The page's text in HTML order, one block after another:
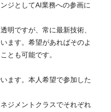
ジとしてAI業務への参画に
明ですが、常に最新技術、
ます。希望があればそのよ
とも可能です。
ます。本人希望で参加した
ジメントクラスでそれぞれ